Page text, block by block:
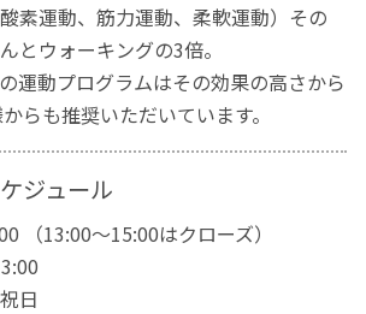
酸素運動、筋力運動、柔軟運動）その
とウォーキングの3倍。
運動プログラムはその効果の高さから
らも推奨いただいています。
ジュール
（13:00～15:00はクローズ）
日